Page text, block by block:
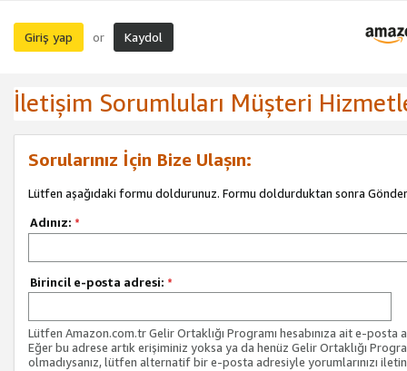
Giriş yap or Kaydol
İletişim Sorumluları Müşteri
Sorularınız İçin Bize Ulaşın:
Lütfen aşağıdaki formu doldurunuz. Formu doldurduktan sonra Gönder
Adınız: *
Birincil e-posta adresi: *
Lütfen Amazon.com.tr Gelir Ortaklığı Programı hesabınıza ait e-posta
Eğer bu adrese artık erişiminiz yoksa ya da henüz Gelir Ortaklığı
olmadıysanız, lütfen alternatif bir e-posta adresiyle yorumlarınızı